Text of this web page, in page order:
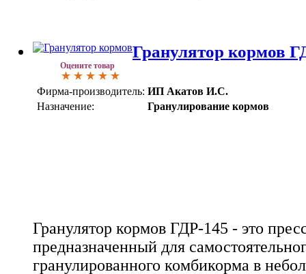
Оцените товар
Гранулятор кормов
Фирма-производитель: ИП Акатов И.С.
Назначение:
Гранулирование кормов
Гранулятор кормов ГДР-145 - это
предназначенный для
гранулированного комбикорма в